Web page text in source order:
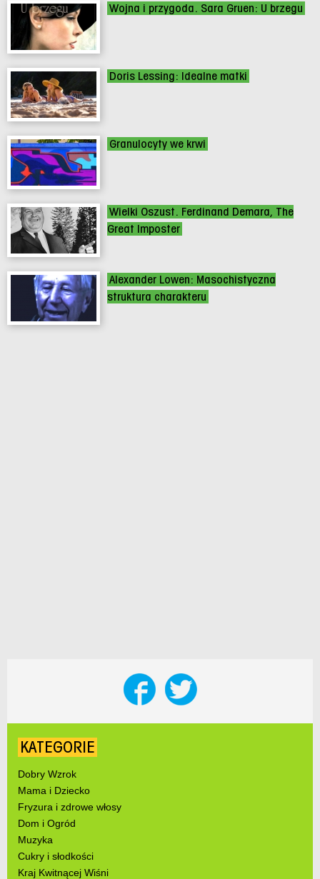
Wojna i przygoda. Sara Gruen: U brzegu
Doris Lessing: Idealne matki
Granulocyty we krwi
Wielki Oszust. Ferdinand Demara, The
Great Imposter
Alexander Lowen: Masochistyczna
struktura charakteru
KATEGORIE
Dobry Wzrok
Mama i Dziecko
Fryzura i zdrowe włosy
Dom i Ogród
Muzyka
Cukry i słodkości
Kraj Kwitnącej Wiśni